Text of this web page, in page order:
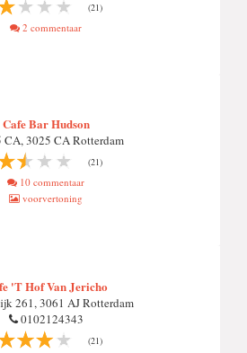
(21)
2 commentaar
Cafe Bar Hudson
3025 CA Rotterdam
(21)
10 commentaar
voorvertoning
'T Hof Van Jericho
261, 3061 AJ Rotterdam
0102124343
(21)